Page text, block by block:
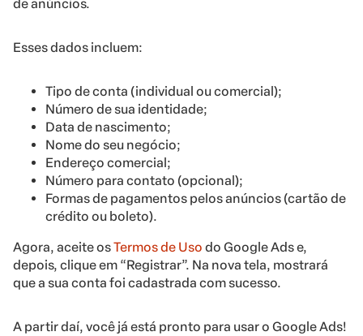
de anúncios.
Esses dados incluem:
Tipo de conta (individual ou comercial);
Número de sua identidade;
Data de nascimento;
Nome do seu negócio;
Endereço comercial;
Número para contato (opcional);
Formas de pagamentos pelos anúncios (cartão de
crédito ou boleto).
Agora, aceite osTermos de Uso do Google Ads e,
depois, clique em “Registrar”. Na nova tela, mostrará
que a sua conta foi cadastrada com sucesso.
A partir daí, você já está pronto para usar o Google Ads!